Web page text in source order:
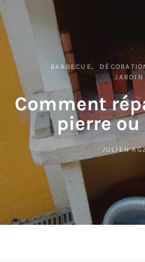
BARBECUE
Comment
pierre
JULIEN